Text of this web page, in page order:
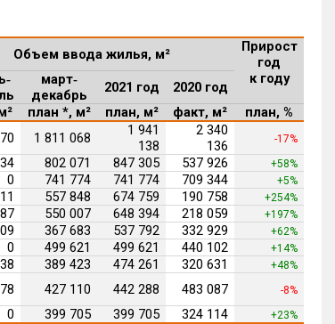
Объем ввода жилья, м²
Прирост
год
март‑ 2021 год 2020 год
к году
декабрь
план *, м² план, м² факт, м²
план, %
1 811 068
1 941
138
2 340
136
-17%
802 071 847 305 537 926 +58%
0 741 774 741 774 709 344 +5%
557 848 674 759 190 758 +254%
550 007 648 394 218 059 +197%
367 683 537 792 332 929 +62%
0 499 621 499 621 440 102 +14%
389 423 474 261 320 631 +48%
427 110 442 288 483 087 -8%
0 399 705 399 705 324 114 +23%